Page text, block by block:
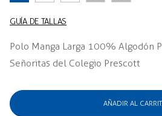
GUÍA DE TALLAS
Polo Manga Larga 100% Algodón
Señoritas del Colegio Prescott
AÑADIR AL